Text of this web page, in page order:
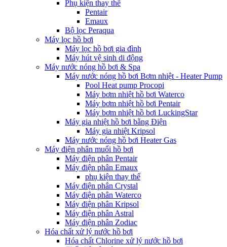
Phụ kiện thay thế
Pentair
Emaux
Bộ lọc Peraqua
Máy lọc hồ bơi
Máy lọc hồ bơi gia đình
Máy hút vệ sinh di động
Máy nước nóng hồ bơi & Spa
Máy nước nóng hồ bơi Bơm nhiệt - Heater Pump
Pool Heat pump Procopi
Máy bơm nhiệt hồ bơi Waterco
Máy bơm nhiệt hồ bơi Pentair
Máy bơm nhiệt hồ bơi LuckingStar
Máy gia nhiệt hồ bơi bằng Điện
Máy gia nhiệt Kripsol
Máy nước nóng hồ bơi Heater Gas
Máy điện phân muối hồ bơi
Máy điện phân Pentair
Máy điện phân Emaux
phụ kiện thay thế
Máy điện phân Crystal
Máy điện phân Waterco
Máy điện phân Kripsol
Máy điện phân Astral
Máy điện phân Zodiac
Hóa chất xử lý nước hồ bơi
Hóa chất Chlorine xử lý nước hồ bơi